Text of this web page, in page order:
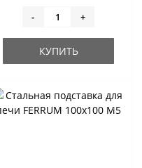
- +
КУПИТЬ